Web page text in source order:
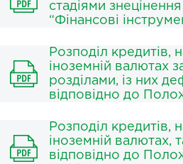
стадіями
“Фінансові
Розподіл кредитів,
іноземній валютах
розділами, із них
відповідно до
Розподіл кредитів,
іноземній валютах,
відповідно до